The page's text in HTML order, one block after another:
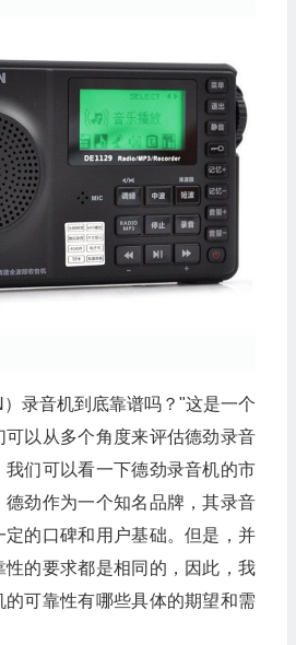
录音机到底靠谱吗？"这是一个
可以从多个角度来评估德劲录音
我们可以看一下德劲录音机的市
德劲作为一个知名品牌，其录音
定的口碑和用户基础。但是，并
性的要求都是相同的，因此，我
可靠性有哪些具体的期望和需